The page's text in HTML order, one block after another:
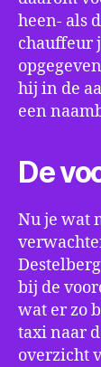
heen- als
chauffeur
hij in de
een
De
Nu je wat
bij de
wat er zo
taxi naar
overzicht